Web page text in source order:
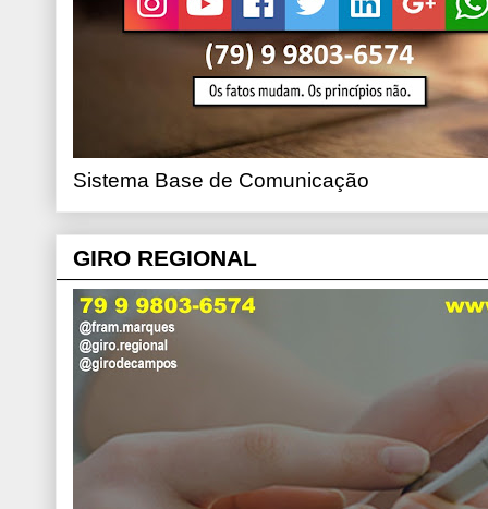
Sistema Base de Comunicação
GIRO REGIONAL